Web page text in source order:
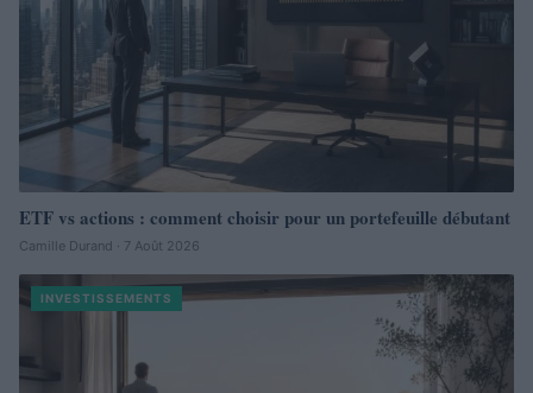
ETF vs actions : comment choisir pour un portefeuille débutant
Camille Durand · 7 Août 2026
INVESTISSEMENTS